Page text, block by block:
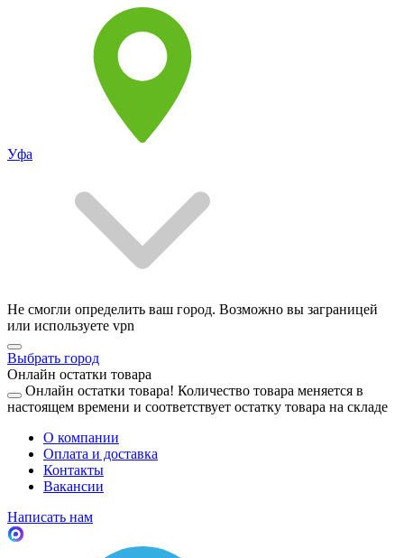
Уфа
Не смогли определить ваш город. Возможно вы заграницей
или используете vpn
Выбрать город
Онлайн остатки товара
Онлайн остатки товара! Количество товара меняется в
настоящем времени и соответствует остатку товара на складе
О компании
Оплата и доставка
Контакты
Вакансии
Написать нам